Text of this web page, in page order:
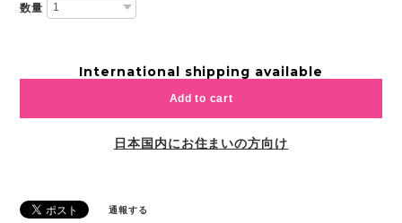
数量
International shipping available
Add to cart
日本国内にお住まいの方向け
通報する